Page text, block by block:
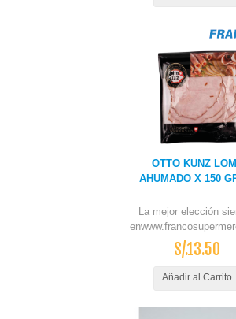
OTTO KUNZ
AHUMADO X 150
La mejor elección
S/.13.50
Añadir al Carrito